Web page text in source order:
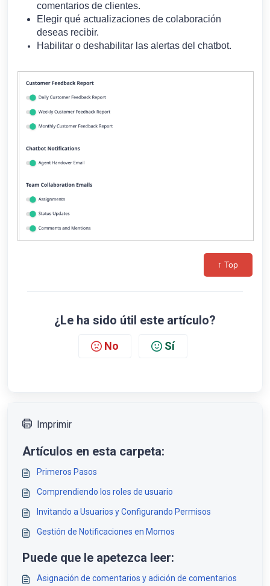
comentarios de clientes.
Elegir qué actualizaciones de colaboración
deseas recibir.
Habilitar o deshabilitar las alertas del chatbot.
↑ Top
¿Le ha sido útil este artículo?
No Sí
Imprimir
Artículos en esta carpeta:
Primeros Pasos
Comprendiendo los roles de usuario
Invitando a Usuarios y Configurando Permisos
Gestión de Notificaciones en Momos
Puede que le apetezca leer:
Asignación de comentarios y adición de comentarios